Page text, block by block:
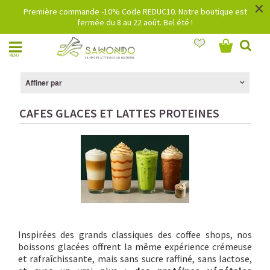
Première commande -10% Code REDUC10. Notre boutique est
fermée du 8 au 22 août. Bel été !
×
MENU
Affiner par
CAFES GLACES ET LATTES PROTEINES
Inspirées des grands classiques des coffee shops, nos
boissons glacées offrent la même expérience crémeuse
et rafraîchissante, mais sans sucre raffiné, sans lactose,